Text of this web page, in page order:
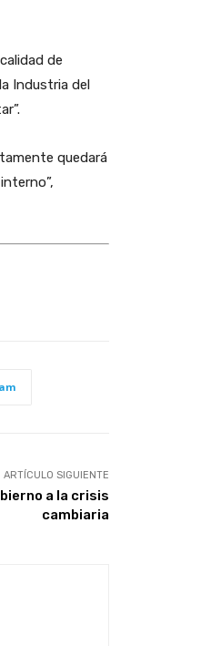
de
Industria del
quedará
ARTÍCULO SIGUIENTE
a la crisis
cambiaria